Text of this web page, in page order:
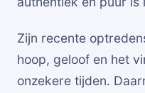
Zijn recente
hoop, geloof en het
onzekere tijden.